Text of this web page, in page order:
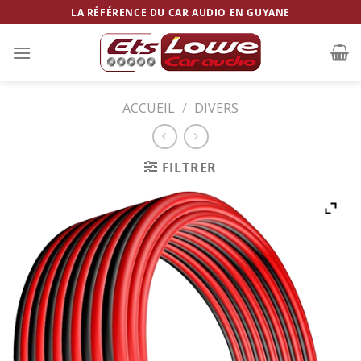
to
content
LA RÉFÉRENCE DU CAR AUDIO EN GUYANE
ACCUEIL / DIVERS
FILTRER